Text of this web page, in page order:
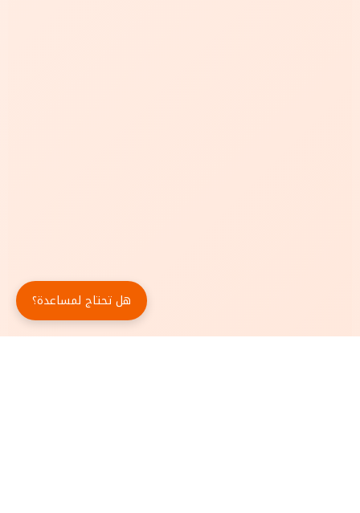
هل تحتاج لمساعدة؟